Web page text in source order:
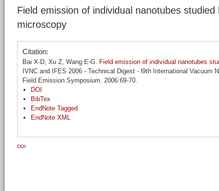
分
Field emission of individual nanotubes
microscopy
Citation:
Bai X-D, Xu Z, Wang E-G. Field emission of individual nanotubes
IVNC and IFES 2006 - Technical Digest - l9th International Vacuum
Field Emission Symposium. 2006:69-70.
DOI
BibTex
EndNote Tagged
EndNote XML
DOI